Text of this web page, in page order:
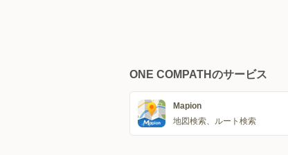
ONE COMPATHのサービス
Mapion
地図検索、ルート検索